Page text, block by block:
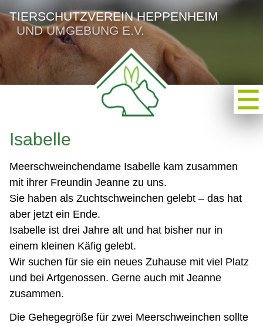
TIERSCHUTZVEREIN HEPPENHEIM
UND UMGEBUNG E.V.
Isabelle
Meerschweinchendame Isabelle kam zusammen
mit ihrer Freundin Jeanne zu uns.
Sie haben als Zuchtschweinchen gelebt – das hat
aber jetzt ein Ende.
Isabelle ist drei Jahre alt und hat bisher nur in
einem kleinen Käfig gelebt.
Wir suchen für sie ein neues Zuhause mit viel Platz
und bei Artgenossen. Gerne auch mit Jeanne
zusammen.
Die Gehegegröße für zwei Meerschweinchen sollte